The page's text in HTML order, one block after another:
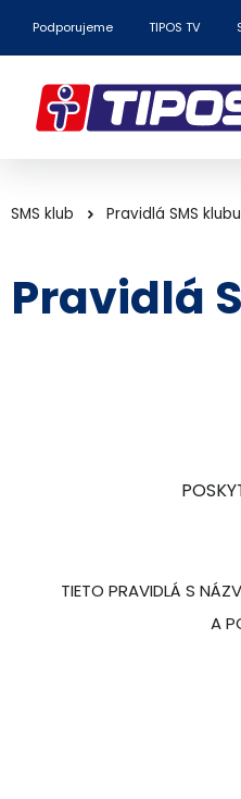
Podporujeme TIPOS TV
SMS klub Pravidlá SMS klubu
Pravidlá
TIETO PRAVIDLÁ S
A